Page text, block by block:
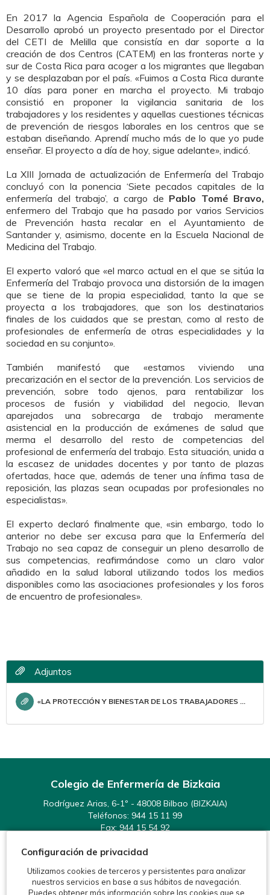
En 2017 la Agencia Española de Cooperación para el
Desarrollo aprobó un proyecto presentado por el Director
del CETI de Melilla que consistía en dar soporte a la
creación de dos Centros (CATEM) en las fronteras norte y
sur de Costa Rica para acoger a los migrantes que llegaban
y se desplazaban por el país. «Fuimos a Costa Rica durante
10 días para poner en marcha el proyecto. Mi trabajo
consistió en proponer la vigilancia sanitaria de los
trabajadores y los residentes y aquellas cuestiones técnicas
de prevención de riesgos laborales en los centros que se
estaban diseñando. Aprendí mucho más de lo que yo pude
enseñar. El proyecto a día de hoy, sigue adelante», indicó.
La XIII Jornada de actualización de Enfermería del Trabajo
concluyó con la ponencia ‘Siete pecados capitales de la
enfermería del trabajo’, a cargo de Pablo Tomé Bravo,
enfermero del Trabajo que ha pasado por varios Servicios
de Prevención hasta recalar en el Ayuntamiento de
Santander y, asimismo, docente en la Escuela Nacional de
Medicina del Trabajo.
El experto valoró que «el marco actual en el que se sitúa la
Enfermería del Trabajo provoca una distorsión de la imagen
que se tiene de la propia especialidad, tanto la que se
proyecta a los trabajadores, que son los destinatarios
finales de los cuidados que se prestan, como al resto de
profesionales de enfermería de otras especialidades y la
sociedad en su conjunto».
También manifestó que «estamos viviendo una
precarización en el sector de la prevención. Los servicios de
prevención, sobre todo ajenos, para rentabilizar los
procesos de fusión y viabilidad del negocio, llevan
aparejados una sobrecarga de trabajo meramente
asistencial en la producción de exámenes de salud que
merma el desarrollo del resto de competencias del
profesional de enfermería del trabajo. Esta situación, unida a
la escasez de unidades docentes y por tanto de plazas
ofertadas, hace que, además de tener una ínfima tasa de
reposición, las plazas sean ocupadas por profesionales no
especialistas».
El experto declaró finalmente que, «sin embargo, todo lo
anterior no debe ser excusa para que la Enfermería del
Trabajo no sea capaz de conseguir un pleno desarrollo de
sus competencias, reafirmándose como un claro valor
añadido en la salud laboral utilizando todos los medios
disponibles como las asociaciones profesionales y los foros
de encuentro de profesionales».
Adjuntos
«LA PROTECCIÓN Y BIENESTAR DE LOS TRABAJADORES DEL FUTURO VAN A REQUERIR UNA VISIÓN MÁS INTEGRAL Y HOLÍSTICA DE LA SALUD LABORAL»
Colegio de Enfermería de Bizkaia
Rodríguez Arias, 6-1º - 48008 Bilbao (BIZKAIA)
Teléfonos: 944 15 11 99
Fax: 944 15 54 92
Configuración de privacidad
Utilizamos cookies de terceros y persistentes para analizar
nuestros servicios en base a sus hábitos de navegación.
Puedes obtener más información sobre las cookies que se